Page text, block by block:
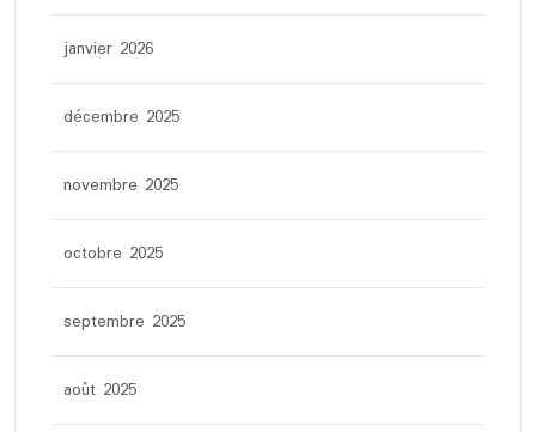
janvier 2026
décembre 2025
novembre 2025
octobre 2025
septembre 2025
août 2025